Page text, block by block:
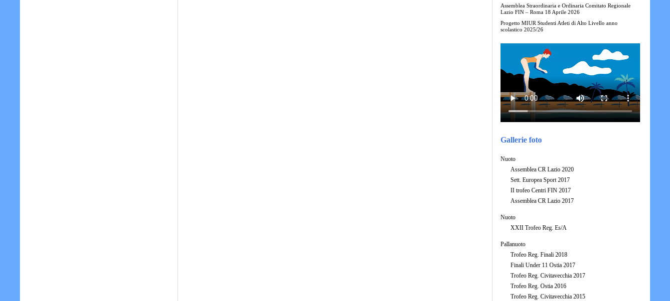
Assemblea Straordinaria e Ordinaria Comitato Regionale
Lazio FIN – Roma 18 Aprile 2026
Progetto MIUR Studenti Atleti di Alto Livello anno
scolastico 2025/26
Gallerie foto
Nuoto
Assemblea CR Lazio 2020
Sett. Europea Sport 2017
II trofeo Centri FIN 2017
Assemblea CR Lazio 2017
Nuoto
XXII Trofeo Reg. Es/A
Pallanuoto
Trofeo Reg. Finali 2018
Finali Under 11 Ostia 2017
Trofeo Reg. Civitavecchia 2017
Trofeo Reg. Ostia 2016
Trofeo Reg. Civitavecchia 2015